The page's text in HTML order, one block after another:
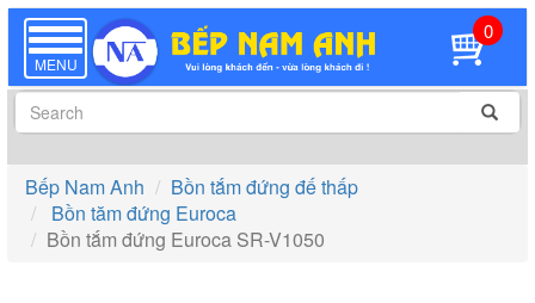
TOGGLE
NAVIGATION
MENU
0
Bếp Nam Anh
Bồn tắm đứng đế thấp
Bồn tăm đứng Euroca
Bồn tắm đứng Euroca SR-V1050